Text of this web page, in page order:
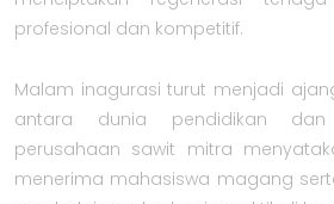
profesional dan kompetitif.
Malam inagurasi turut menjadi
antara dunia pendidikan dan
perusahaan sawit mitra
menerima mahasiswa magang